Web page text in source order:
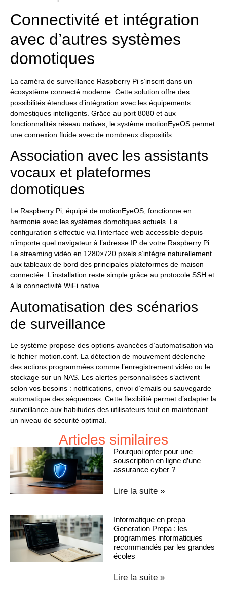
Connectivité et intégration
avec d’autres systèmes
domotiques
La caméra de surveillance Raspberry Pi s’inscrit dans un
écosystème connecté moderne. Cette solution offre des
possibilités étendues d’intégration avec les équipements
domestiques intelligents. Grâce au port 8080 et aux
fonctionnalités réseau natives, le système motionEyeOS permet
une connexion fluide avec de nombreux dispositifs.
Association avec les assistants
vocaux et plateformes
domotiques
Le Raspberry Pi, équipé de motionEyeOS, fonctionne en
harmonie avec les systèmes domotiques actuels. La
configuration s’effectue via l’interface web accessible depuis
n’importe quel navigateur à l’adresse IP de votre Raspberry Pi.
Le streaming vidéo en 1280×720 pixels s’intègre naturellement
aux tableaux de bord des principales plateformes de maison
connectée. L’installation reste simple grâce au protocole SSH et
à la connectivité WiFi native.
Automatisation des scénarios
de surveillance
Le système propose des options avancées d’automatisation via
le fichier motion.conf. La détection de mouvement déclenche
des actions programmées comme l’enregistrement vidéo ou le
stockage sur un NAS. Les alertes personnalisées s’activent
selon vos besoins : notifications, envoi d’emails ou sauvegarde
automatique des séquences. Cette flexibilité permet d’adapter la
surveillance aux habitudes des utilisateurs tout en maintenant
un niveau de sécurité optimal.
Articles similaires
Pourquoi opter pour une
souscription en ligne d’une
assurance cyber ?
Lire la suite »
Informatique en prepa –
Generation Prepa : les
programmes informatiques
recommandés par les grandes
écoles
Lire la suite »